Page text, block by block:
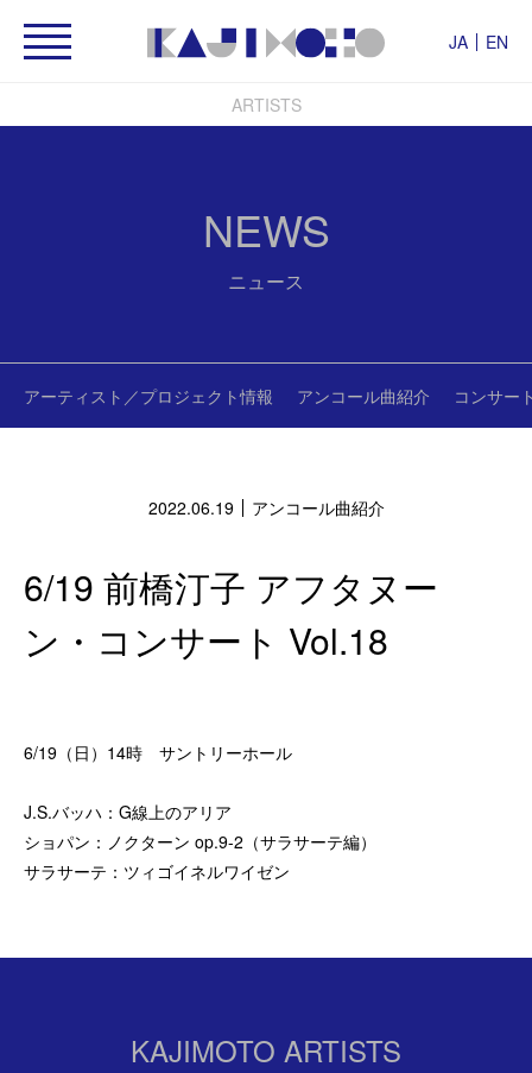
JA EN
ARTISTS
NEWS
ニュース
アーティスト／プロジェクト情報 アンコール曲紹介 コンサー
2022.06.19 アンコール曲紹介
6/19 前橋汀子 アフタヌー
ン・コンサート Vol.18
6/19（日）14時 サントリーホール
J.S.バッハ：G線上のアリア
ショパン：ノクターン op.9-2（サラサーテ編）
サラサーテ：ツィゴイネルワイゼン
KAJIMOTO ARTISTS